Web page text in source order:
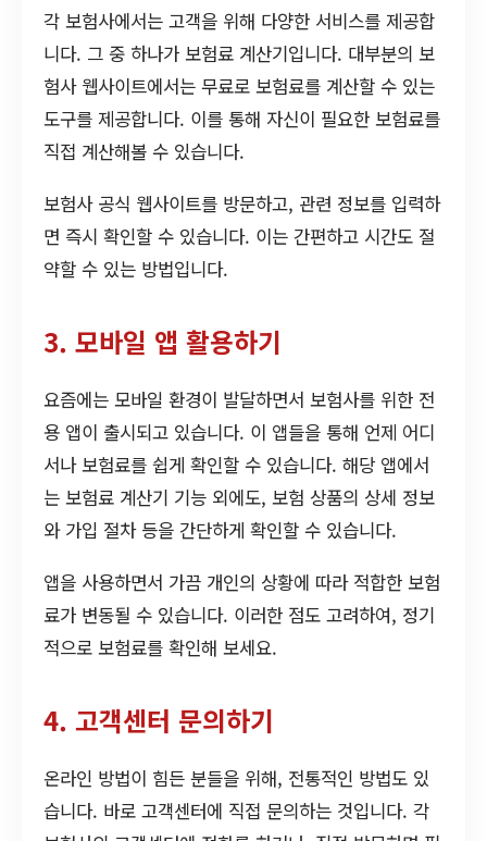
각 보험사에서는 고객을 위해 다양한 서비스를 제공합
니다. 그 중 하나가 보험료 계산기입니다. 대부분의 보
험사 웹사이트에서는 무료로 보험료를 계산할 수 있는
도구를 제공합니다. 이를 통해 자신이 필요한 보험료를
직접 계산해볼 수 있습니다.
보험사 공식 웹사이트를 방문하고, 관련 정보를 입력하
면 즉시 확인할 수 있습니다. 이는 간편하고 시간도 절
약할 수 있는 방법입니다.
3. 모바일 앱 활용하기
요즘에는 모바일 환경이 발달하면서 보험사를 위한 전
용 앱이 출시되고 있습니다. 이 앱들을 통해 언제 어디
서나 보험료를 쉽게 확인할 수 있습니다. 해당 앱에서
는 보험료 계산기 기능 외에도, 보험 상품의 상세 정보
와 가입 절차 등을 간단하게 확인할 수 있습니다.
앱을 사용하면서 가끔 개인의 상황에 따라 적합한 보험
료가 변동될 수 있습니다. 이러한 점도 고려하여, 정기
적으로 보험료를 확인해 보세요.
4. 고객센터 문의하기
온라인 방법이 힘든 분들을 위해, 전통적인 방법도 있
습니다. 바로 고객센터에 직접 문의하는 것입니다. 각